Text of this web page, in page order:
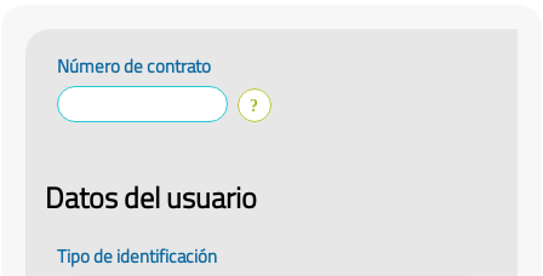
Número de contrato
Datos del usuario
Tipo de identificación